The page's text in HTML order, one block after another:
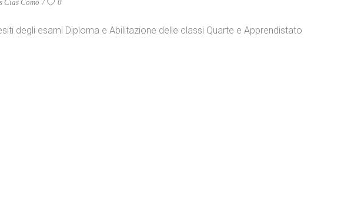
Cias Como 0
degli esami Diploma e Abilitazione delle classi Quarte e Apprendistato